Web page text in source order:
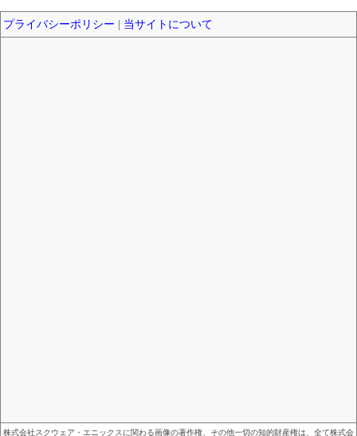
プライバシーポリシー 当サイトについて
株式会社スクウェア・エニックスに関わる画像の著作権、その他一切の知的財産権は、全て株式会